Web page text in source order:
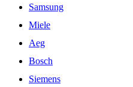
Samsung
Miele
Aeg
Bosch
Siemens